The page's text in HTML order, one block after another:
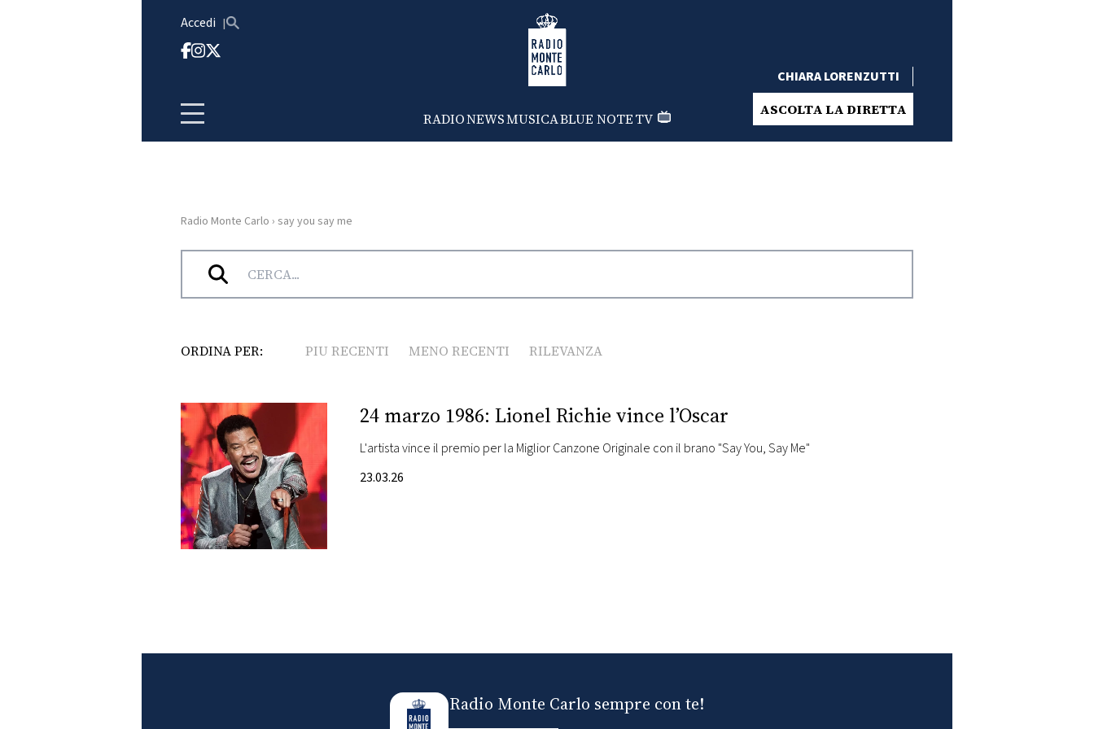
Accedi Radio Monte Carlo
RADIONEWSMUSICABLUE NOTETV
CHIARA LORENZUTTI
ASCOLTA LA DIRETTA
HOME
RADIO
NEWS
FOTO
CONCORSI
Radio Monte Carlo › say you say me
Tag:say you say me
ORDINA PER: PIU RECENTI MENO RECENTI RILEVANZA
24 marzo 1986: Lionel Richie vince l’Oscar
L'artista vince il premio per la Miglior Canzone Originale con il brano "Say You, Say Me"
23.03.26
Radio Monte Carlo sempre con te!